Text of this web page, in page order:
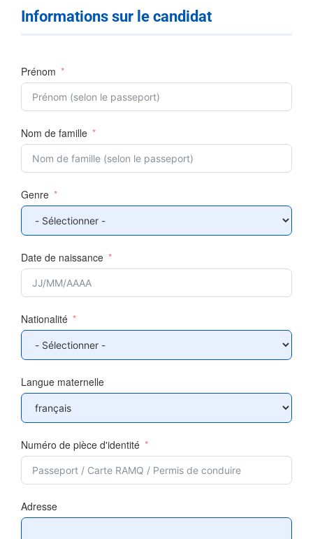
Informations sur le candidat
Prénom
Nom de famille
Genre
Date de naissance
Nationalité
Langue maternelle
Numéro de pièce d'identité
Adresse